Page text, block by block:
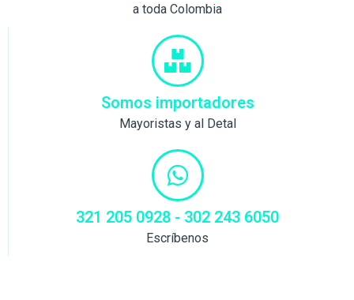
a toda Colombia
Somos importadores
Mayoristas y al Detal
321 205 0928 - 302 243 6050
Escríbenos